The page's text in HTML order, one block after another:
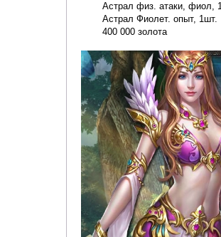
Астрал физ. атаки, фиол,
Астрал Фиолет. опыт, 1шт.
400 000 золота